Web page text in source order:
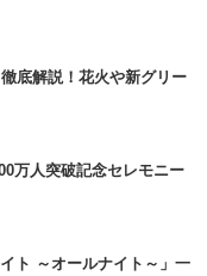
底解説！花火や新グリー
万人突破記念セレモニー
ト ～オールナイト～」一